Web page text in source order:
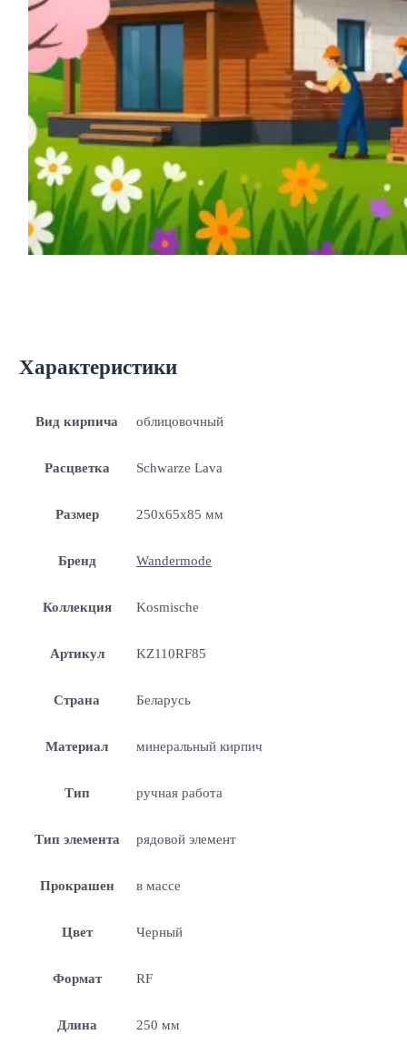
Характеристики
Вид кирпича облицовочный
Расцветка Schwarze Lava
Размер 250x65x85 мм
Бренд Wandermode
Коллекция Kosmische
Артикул KZ110RF85
Страна Беларусь
Материал минеральный кирпич
Тип ручная работа
Тип элемента рядовой элемент
Прокрашен в массе
Цвет Черный
Формат RF
Длина 250 мм